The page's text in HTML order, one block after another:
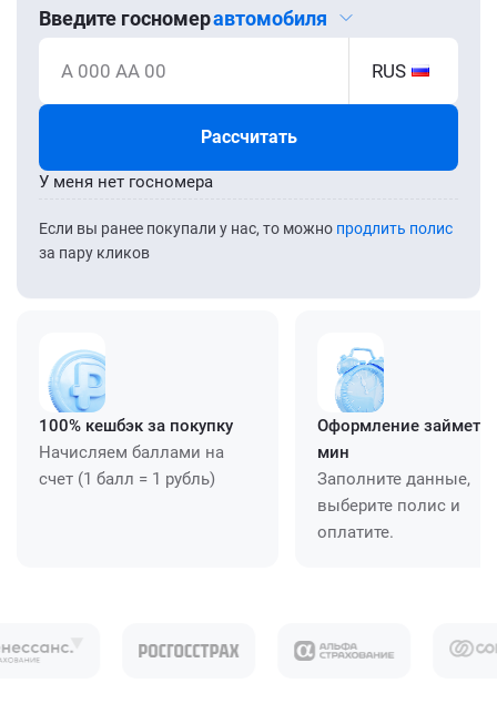
Введите госномеравтомобиля
А 000 АА 00 RUS
Рассчитать
Если вы ранее покупали у нас, то можно продлить полис
за пару кликов
У меня нет госномера
100% кешбэк за покупку
Начисляем баллами на
счет (1 балл = 1 рубль)
Оформление займет
мин
Заполните данные,
выберите полис и
оплатите.